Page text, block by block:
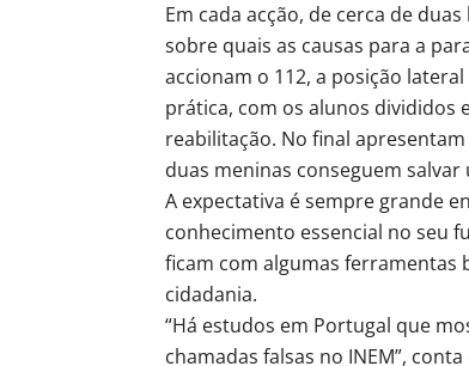
Em cada acção, de cerca de
sobre quais as causas para a
accionam o 112, a posição
prática, com os alunos divididos
reabilitação. No final
duas meninas conseguem
A expectativa é sempre grande
conhecimento essencial no seu
ficam com algumas ferramentas
cidadania.
“Há estudos em Portugal que
chamadas falsas no INEM”,